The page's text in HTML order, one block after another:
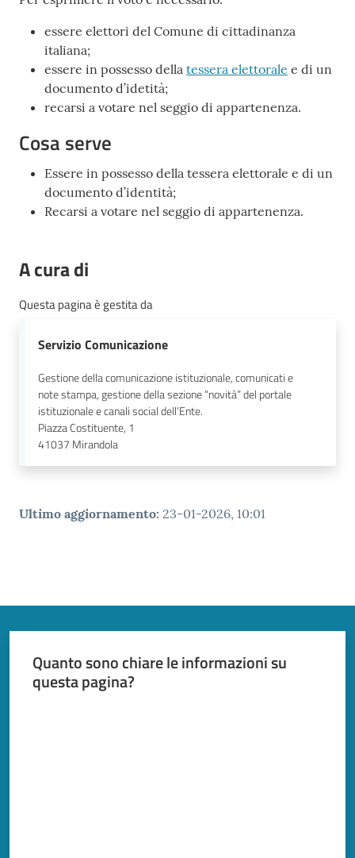
essere elettori del Comune di cittadinanza
italiana;
essere in possesso della tessera elettorale e di un
documento d’idetità;
recarsi a votare nel seggio di appartenenza.
Cosa serve
Essere in possesso della tessera elettorale e di un
documento d’identità;
Recarsi a votare nel seggio di appartenenza.
A cura di
Questa pagina è gestita da
Servizio Comunicazione
Gestione della comunicazione istituzionale, comunicati e
note stampa, gestione della sezione “novità” del portale
istituzionale e canali social dell’Ente.
Piazza Costituente, 1
41037 Mirandola
Ultimo aggiornamento: 23-01-2026, 10:01
Quanto sono chiare le informazioni su
questa pagina?